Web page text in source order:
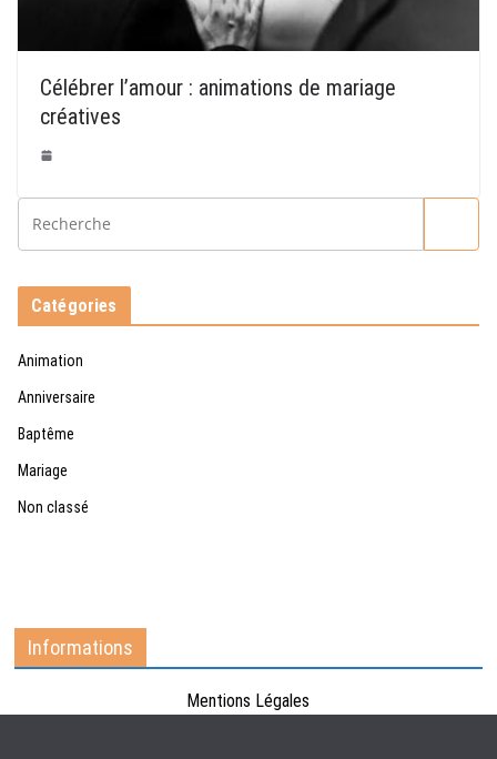
Célébrer l’amour : animations de mariage
créatives
Catégories
Animation
Anniversaire
Baptême
Mariage
Non classé
Informations
Mentions Légales